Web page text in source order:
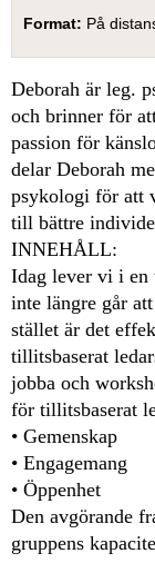
Format
På
Deborah är leg.
och brinner för
passion för
delar Deborah
psykologi för att
till bättre
INNEHÅLL:
Idag lever vi i en
inte längre går
stället är det
tillitsbaserat
jobba och
för tillitsbaserat
• Gemenskap
• Engagemang
• Öppenhet
Den avgörande
gruppens